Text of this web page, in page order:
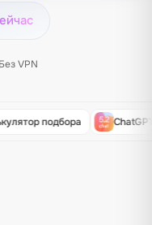
Без VPN
подбора ChatGPT